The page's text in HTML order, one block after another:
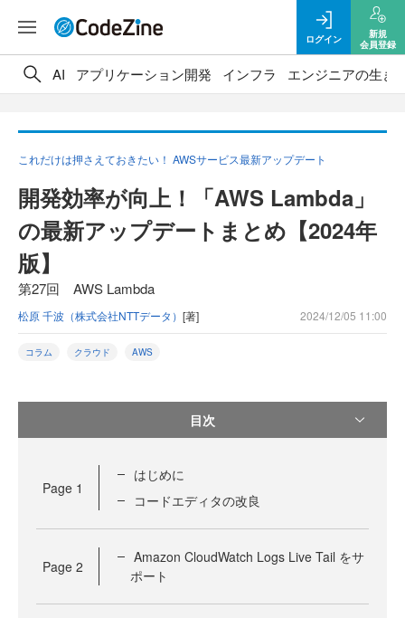
ログイン
新規
会員登録
AI アプリケーション開発 インフラ エンジニアの生き
これだけは押さえておきたい！ AWSサービス最新アップデート
開発効率が向上！「AWS Lambda」
の最新アップデートまとめ【2024年
版】
第27回 AWS Lambda
松原 千波（株式会社NTTデータ） [著] 2024/12/05 11:00
コラム クラウド AWS
目次
Page 1
はじめに
コードエディタの改良
Page 2
Amazon CloudWatch Logs Live Tail をサ
ポート